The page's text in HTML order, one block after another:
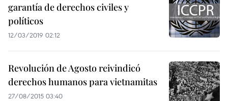
garantía de derechos civiles y
políticos
12/03/2019 02:12
Revolución de Agosto reivindicó
derechos humanos para vietnamitas
27/08/2015 03:40